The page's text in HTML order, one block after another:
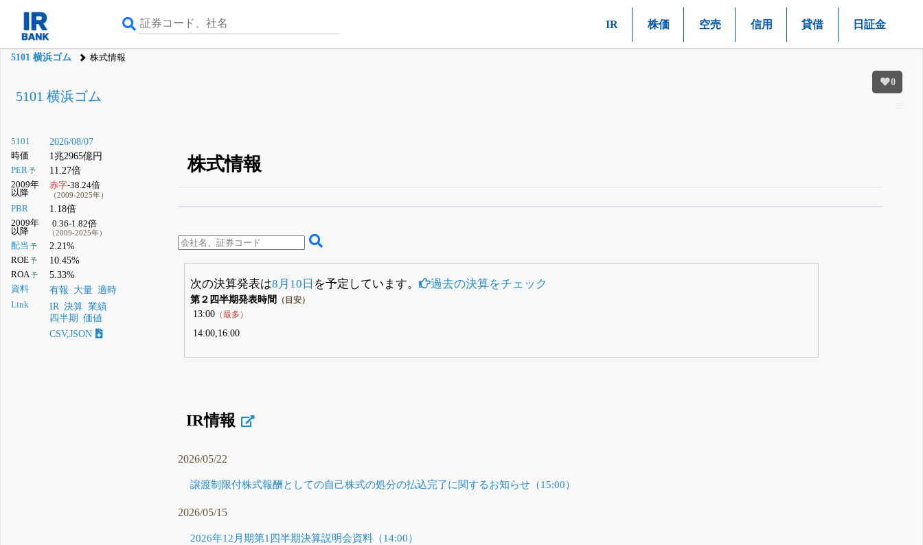
IR 株価 空売 信用 貸借 日証金
5101 横浜ゴム 株式情報
0
5101 横浜ゴム
5101 2026/08/07
時価 1兆2965億円
PER予 11.27倍
2009年
以降
赤字-38.24倍
（2009-2025年）
PBR 1.18倍
2009年
以降
0.36-1.82倍
（2009-2025年）
配当 予 2.21%
ROE予 10.45%
ROA 予 5.33%
資料 有報 大量 適時
Link IR 決算 業績
四半期 価値
CSV,JSON
株式情報
無料でβ版をはじめる
次の決算発表は8月10日 を予定しています。 過去の決算をチェック
第２四半期発表時間 （目安）
13:00（最多）
14:00,16:00
IR情報
2026/05/22
譲渡制限付株式報酬としての自己株式の処分の払込完了に関するお知らせ（15:00）
2026/05/15
2026年12月期第1四半期決算説明会資料（14:00）